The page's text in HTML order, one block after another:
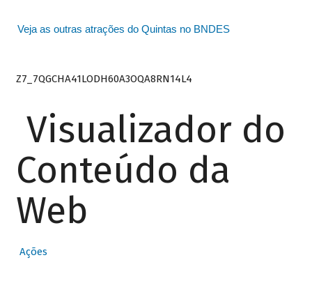
Veja as outras atrações do Quintas no BNDES
Z7_7QGCHA41LODH60A3OQA8RN14L4
Visualizador do
Conteúdo da
Web
Ações